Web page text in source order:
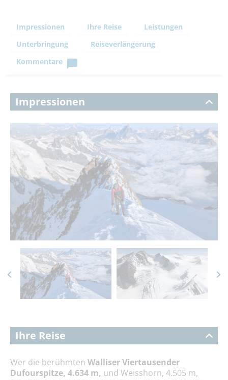
Impressionen Ihre Reise
Leistungen
Unterbringung
Reiseverlängerung
Kommentare
Impressionen
Ihre Reise
Wer die berühmten Walliser Viertausender
Dufourspitze, 4.634 m, und Weisshorn, 4.505 m,